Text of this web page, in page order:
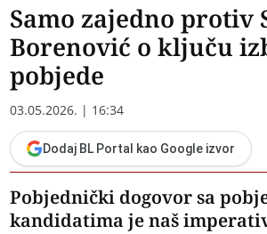
Samo zajedno protiv
Borenović o ključu
pobjede
03.05.2026. | 16:34
Dodaj BL Portal kao Google izvor
Pobjednički dogovor sa
kandidatima je naš